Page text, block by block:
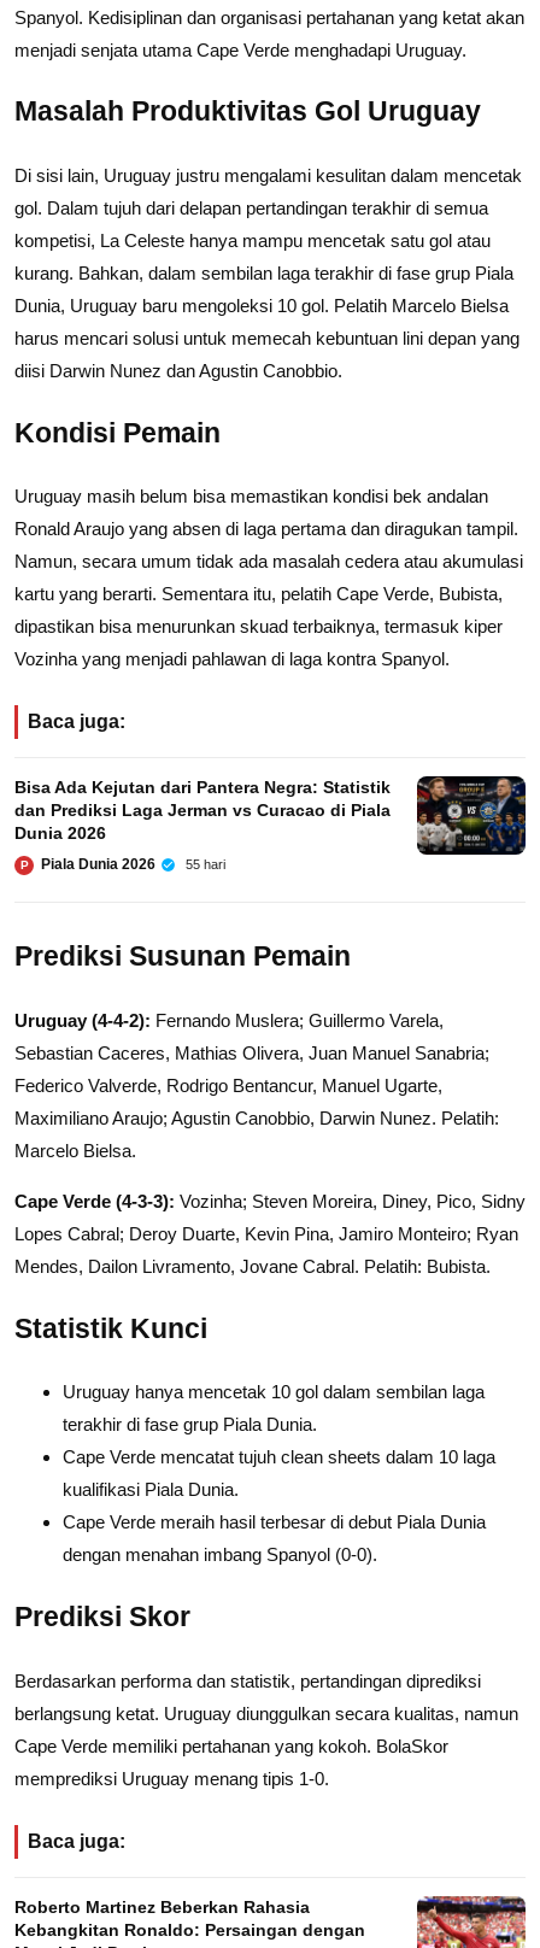
Spanyol. Kedisiplinan dan organisasi pertahanan yang ketat akan
menjadi senjata utama Cape Verde menghadapi Uruguay.
Masalah Produktivitas Gol Uruguay
Di sisi lain, Uruguay justru mengalami kesulitan dalam mencetak
gol. Dalam tujuh dari delapan pertandingan terakhir di semua
kompetisi, La Celeste hanya mampu mencetak satu gol atau
kurang. Bahkan, dalam sembilan laga terakhir di fase grup Piala
Dunia, Uruguay baru mengoleksi 10 gol. Pelatih Marcelo Bielsa
harus mencari solusi untuk memecah kebuntuan lini depan yang
diisi Darwin Nunez dan Agustin Canobbio.
Kondisi Pemain
Uruguay masih belum bisa memastikan kondisi bek andalan
Ronald Araujo yang absen di laga pertama dan diragukan tampil.
Namun, secara umum tidak ada masalah cedera atau akumulasi
kartu yang berarti. Sementara itu, pelatih Cape Verde, Bubista,
dipastikan bisa menurunkan skuad terbaiknya, termasuk kiper
Vozinha yang menjadi pahlawan di laga kontra Spanyol.
Baca juga:
Bisa Ada Kejutan dari Pantera Negra: Statistik
dan Prediksi Laga Jerman vs Curacao di Piala
Dunia 2026
P Piala Dunia 2026 55 hari
Prediksi Susunan Pemain
Uruguay (4-4-2): Fernando Muslera; Guillermo Varela,
Sebastian Caceres, Mathias Olivera, Juan Manuel Sanabria;
Federico Valverde, Rodrigo Bentancur, Manuel Ugarte,
Maximiliano Araujo; Agustin Canobbio, Darwin Nunez. Pelatih:
Marcelo Bielsa.
Cape Verde (4-3-3): Vozinha; Steven Moreira, Diney, Pico, Sidny
Lopes Cabral; Deroy Duarte, Kevin Pina, Jamiro Monteiro; Ryan
Mendes, Dailon Livramento, Jovane Cabral. Pelatih: Bubista.
Statistik Kunci
Uruguay hanya mencetak 10 gol dalam sembilan laga
terakhir di fase grup Piala Dunia.
Cape Verde mencatat tujuh clean sheets dalam 10 laga
kualifikasi Piala Dunia.
Cape Verde meraih hasil terbesar di debut Piala Dunia
dengan menahan imbang Spanyol (0-0).
Prediksi Skor
Berdasarkan performa dan statistik, pertandingan diprediksi
berlangsung ketat. Uruguay diunggulkan secara kualitas, namun
Cape Verde memiliki pertahanan yang kokoh. BolaSkor
memprediksi Uruguay menang tipis 1-0.
Baca juga:
Roberto Martinez Beberkan Rahasia
Kebangkitan Ronaldo: Persaingan dengan